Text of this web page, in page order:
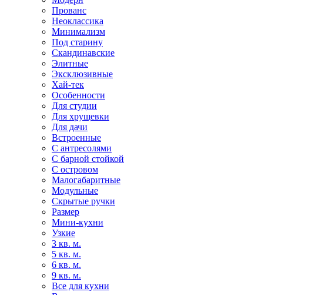
Прованс
Неоклассика
Минимализм
Под старину
Скандинавские
Элитные
Эксклюзивные
Хай-тек
Особенности
Для студии
Для хрущевки
Для дачи
Встроенные
С антресолями
С барной стойкой
С островом
Малогабаритные
Модульные
Скрытые ручки
Размер
Мини-кухни
Узкие
3 кв. м.
5 кв. м.
6 кв. м.
9 кв. м.
Все для кухни